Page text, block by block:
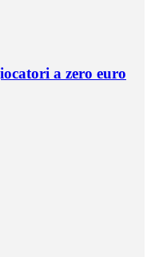
a zero euro